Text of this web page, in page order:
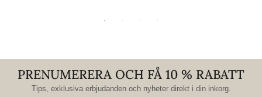
PRENUMERERA OCH FÅ 10 % RABATT
Tips, exklusiva erbjudanden och nyheter direkt i din inkorg.